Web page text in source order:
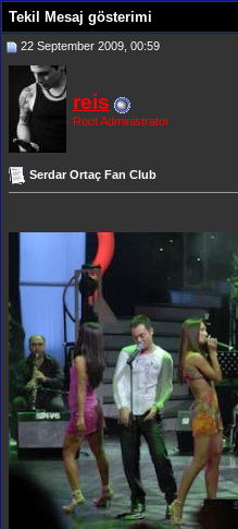
Tekil Mesaj gösterimi
22 September 2009, 00:59
reis
Root Administrator
Serdar Ortaç Fan Club